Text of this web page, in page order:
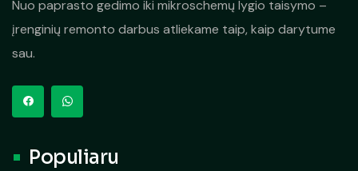
Nuo paprasto gedimo iki mikroschemų lygio taisymo –
įrenginių remonto darbus atliekame taip, kaip darytume
sau.
Populiaru